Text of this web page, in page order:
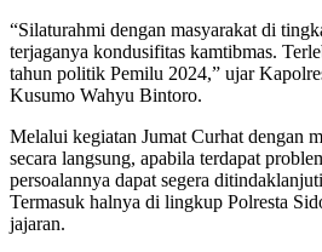
“Silaturahmi dengan masyarakat di
terjaganya kondusifitas kamtibmas.
tahun politik Pemilu 2024,” ujar
Kusumo Wahyu Bintoro.
Melalui kegiatan Jumat Curhat dengan
secara langsung, apabila terdapat
persoalannya dapat segera
Termasuk halnya di lingkup Polresta
jajaran.